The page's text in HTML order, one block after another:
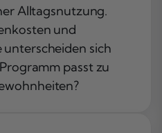
Alltagsnutzung.
und
sich
passt zu